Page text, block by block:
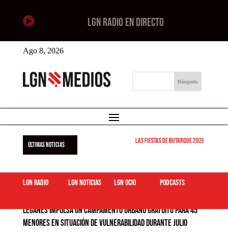
 LGN RADIO EN DIRECTO
Ago 8, 2026
ÚLTIMAS NOTICIAS Las Fiestas de Butarque 2026 arrancan
LGN Radio LGN Noticias LGN ocio podcasts
Leganés impulsa un campamento urbano gratuito para 45
menores en situación de vulnerabilidad durante julio